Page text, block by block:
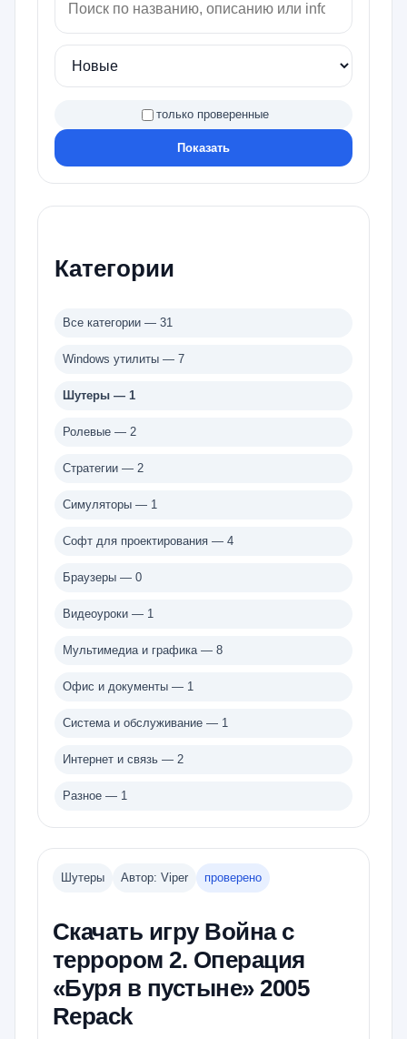
только проверенные
Показать
Категории
Все категории — 31
Windows утилиты — 7
Шутеры — 1
Ролевые — 2
Стратегии — 2
Симуляторы — 1
Софт для проектирования — 4
Браузеры — 0
Видеоуроки — 1
Мультимедиа и графика — 8
Офис и документы — 1
Система и обслуживание — 1
Интернет и связь — 2
Разное — 1
Шутеры Автор: Viper проверено
Скачать игру Война с
террором 2. Операция
«Буря в пустыне» 2005
Repack